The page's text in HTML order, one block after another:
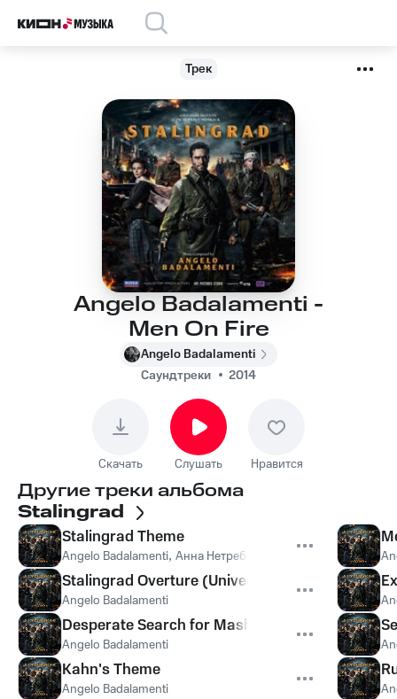
Трек
Angelo Badalamenti -
Men On Fire
Angelo Badalamenti
Саундтреки
2014
Скачать Слушать Нравится
Другие треки альбома
Stalingrad
Stalingrad Theme
Angelo Badalamenti, Анна Нетребко
Stalingrad Overture (Universal Theme)
Angelo Badalamenti
Desperate Search for Masha
Angelo Badalamenti
Kahn's Theme
Angelo Badalamenti